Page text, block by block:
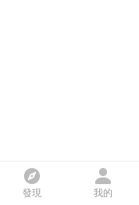
發現 我的